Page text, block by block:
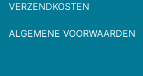
VERZENDKOSTEN
ALGEMENE VOORWAARDEN